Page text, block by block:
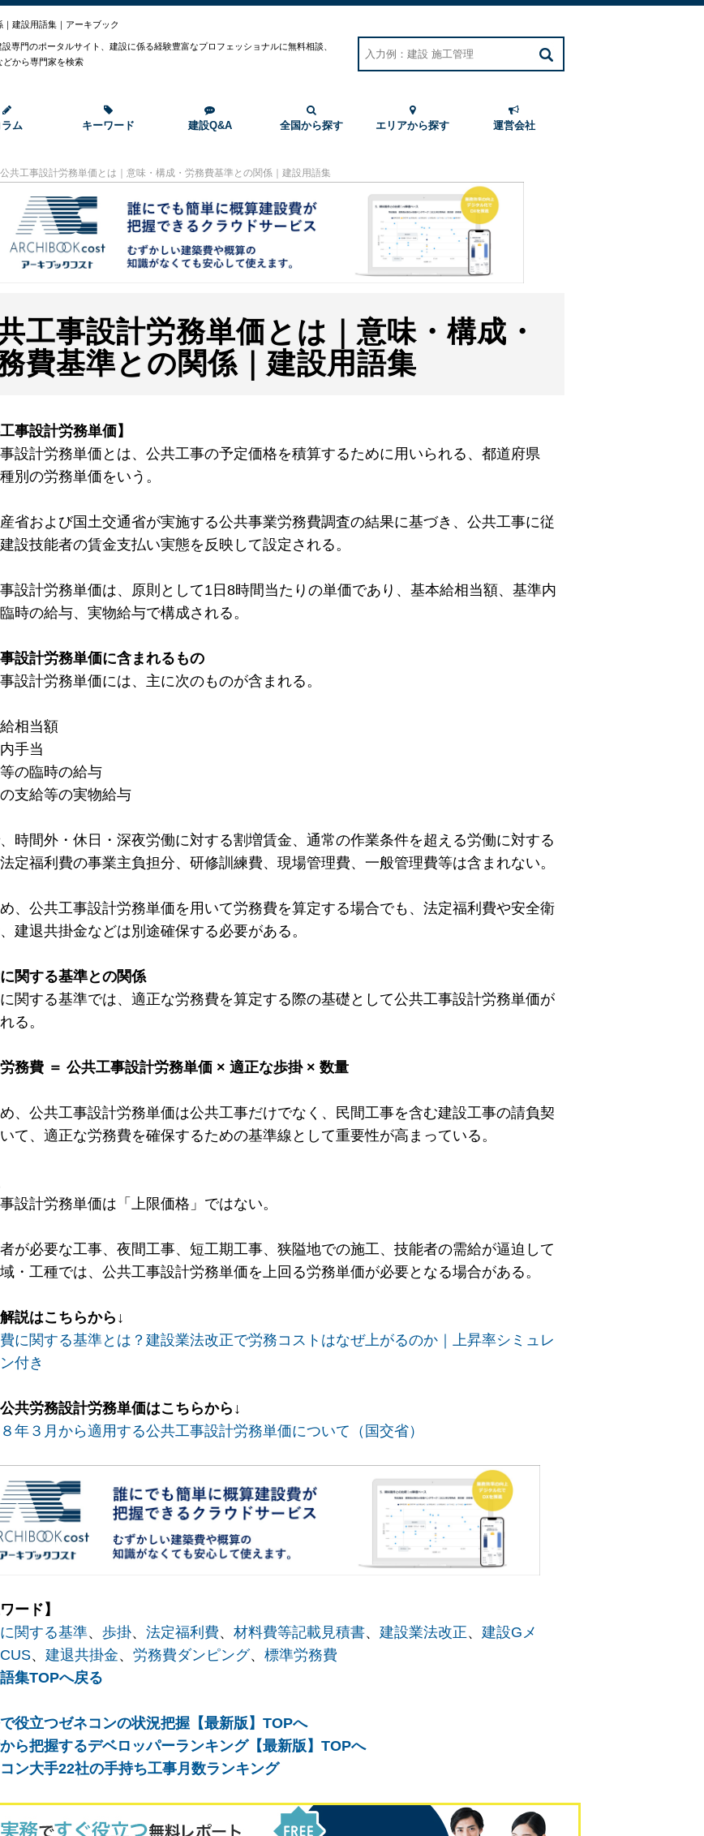
建設用語集｜アーキブック
専門のポータルサイト、建設に係る経験豊富なプロフェッショナルに無料相談、
どから専門家を検索
ラム キーワード 建設Q&A 全国から探す エリアから探す 運営会社
公共工事設計労務単価とは｜意味・構成・労務費基準との関係｜建設用語集
工事設計労務単価とは｜意味・構成・
費基準との関係｜建設用語集
工事設計労務単価】
設計労務単価とは、公共工事の予定価格を積算するために用いられる、都道府県
別の労務単価をいう。
省および国土交通省が実施する公共事業労務費調査の結果に基づき、公共工事に従
設技能者の賃金支払い実態を反映して設定される。
設計労務単価は、原則として1日8時間当たりの単価であり、基本給相当額、基準内
時の給与、実物給与で構成される。
設計労務単価に含まれるもの
設計労務単価には、主に次のものが含まれる。
相当額
手当
等の臨時の給与
の支給等の実物給与
時間外・休日・深夜労働に対する割増賃金、通常の作業条件を超える労働に対する
定福利費の事業主負担分、研修訓練費、現場管理費、一般管理費等は含まれない。
、公共工事設計労務単価を用いて労務費を算定する場合でも、法定福利費や安全衛
建退共掛金などは別途確保する必要がある。
関する基準との関係
関する基準では、適正な労務費を算定する際の基礎として公共工事設計労務単価が
る。
務費 ＝ 公共工事設計労務単価 × 適正な歩掛 × 数量
、公共工事設計労務単価は公共工事だけでなく、民間工事を含む建設工事の請負契
て、適正な労務費を確保するための基準線として重要性が高まっている。
設計労務単価は「上限価格」ではない。
が必要な工事、夜間工事、短工期工事、狭隘地での施工、技能者の需給が逼迫して
・工種では、公共工事設計労務単価を上回る労務単価が必要となる場合がある。
説はこちらから↓
に関する基準とは？建設業法改正で労務コストはなぜ上がるのか｜上昇率シミュレ
付き
共労務設計労務単価はこちらから↓
年３月から適用する公共工事設計労務単価について（国交省）
ード】
関する基準、 歩掛、 法定福利費、 材料費等記載見積書、 建設業法改正、 建設Gメ
、 建退共掛金、 労務費ダンピング、 標準労務費
集TOPへ戻る
役立つゼネコンの状況把握【最新版】TOPへ
ら把握するデベロッパーランキング【最新版】TOPへ
ン大手22社の手持ち工事月数ランキング